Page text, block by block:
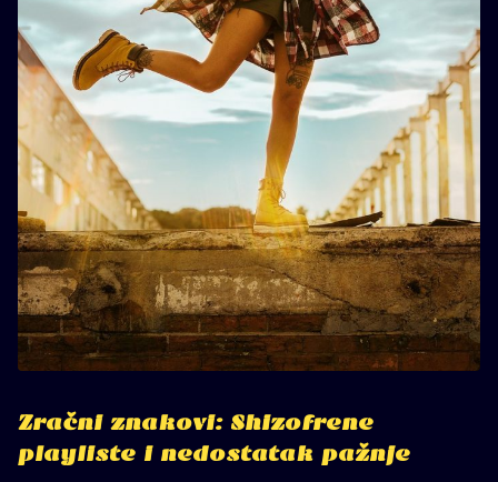
Zračni znakovi: Shizofrene
playliste i nedostatak pažnje